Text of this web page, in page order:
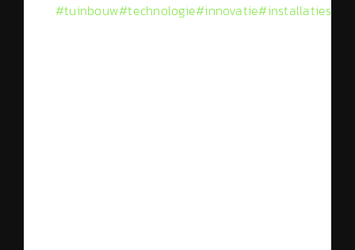
#tuinbouw#technologie#innovatie#installaties